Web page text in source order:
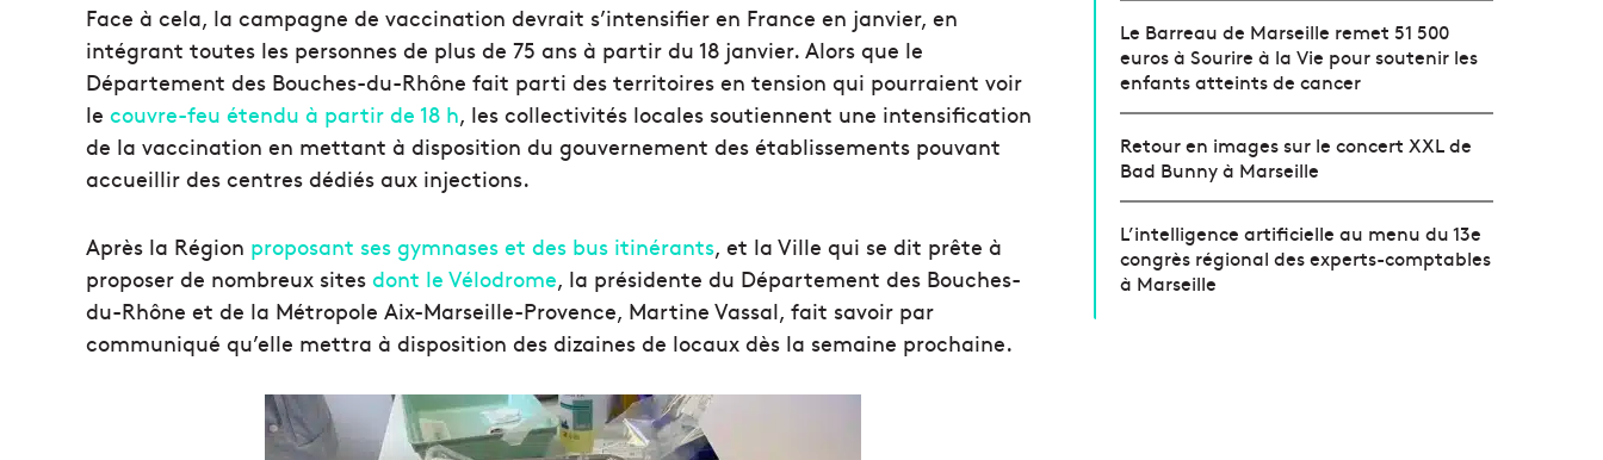
Face à cela, la campagne de vaccination devrait s’intensifier en France en janvier, en
intégrant toutes les personnes de plus de 75 ans à partir du 18 janvier. Alors que le
Département des Bouches-du-Rhône fait parti des territoires en tension qui pourraient voir
le couvre-feu étendu à partir de 18 h, les collectivités locales soutiennent une intensification
de la vaccination en mettant à disposition du gouvernement des établissements pouvant
accueillir des centres dédiés aux injections.
Après la Région proposant ses gymnases et des bus itinérants, et la Ville qui se dit prête à
proposer de nombreux sites dont le Vélodrome, la présidente du Département des Bouches-
du-Rhône et de la Métropole Aix-Marseille-Provence, Martine Vassal, fait savoir par
communiqué qu’elle mettra à disposition des dizaines de locaux dès la semaine prochaine.
Le Barreau de Marseille remet 51 500
euros à Sourire à la Vie pour soutenir les
enfants atteints de cancer
Retour en images sur le concert XXL de
Bad Bunny à Marseille
L’intelligence artificielle au menu du 13e
congrès régional des experts-comptables
à Marseille